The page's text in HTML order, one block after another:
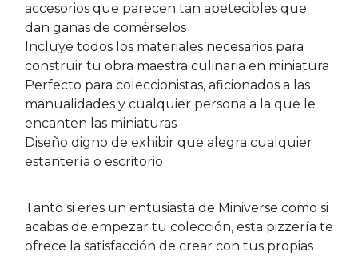
accesorios que parecen tan apetecibles que
dan ganas de comérselos
Incluye todos los materiales necesarios para
construir tu obra maestra culinaria en miniatura
Perfecto para coleccionistas, aficionados a las
manualidades y cualquier persona a la que le
encanten las miniaturas
Diseño digno de exhibir que alegra cualquier
estantería o escritorio
Tanto si eres un entusiasta de Miniverse como si
acabas de empezar tu colección, esta pizzería te
ofrece la satisfacción de crear con tus propias